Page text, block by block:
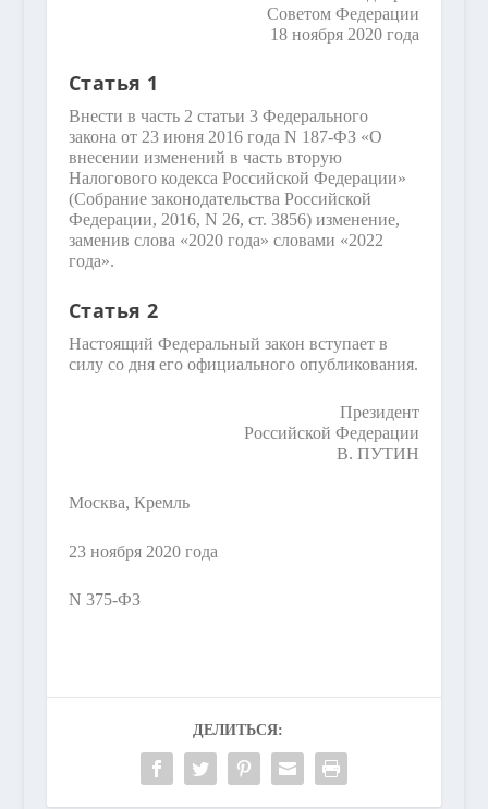
Советом Федерации
18 ноября 2020 года
Статья 1
Внести в часть 2 статьи 3 Федерального
закона от 23 июня 2016 года N 187-ФЗ «О
внесении изменений в часть вторую
Налогового кодекса Российской Федерации»
(Собрание законодательства Российской
Федерации, 2016, N 26, ст. 3856) изменение,
заменив слова «2020 года» словами «2022
года».
Статья 2
Настоящий Федеральный закон вступает в
силу со дня его официального опубликования.
Президент
Российской Федерации
В. ПУТИН
Москва, Кремль
23 ноября 2020 года
N 375-ФЗ
ДЕЛИТЬСЯ: